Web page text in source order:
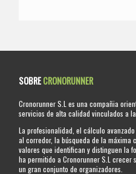
SOBRECRONORUNNER
Cronorunner S.L es una compañia
servicios de alta calidad vinculados a
La profesionalidad, el cálculo
al corredor, la búsqueda de la máxima
valores que identifican y distinguen la
ha permitido a Cronorunner S.L crecer
un gran conjunto de organizadores.